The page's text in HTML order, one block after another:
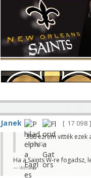
Janek 17 098
386 ezrem vitték ezek
KeyG
Ha a Saints W-re fogadsz,
iktriad